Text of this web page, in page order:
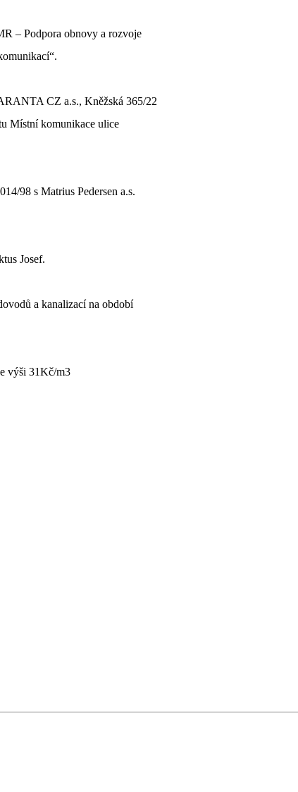
– Podpora obnovy a rozvoje
CZ a.s., Kněžská 365/22
Místní komunikace ulice
98 s Matrius Pedersen a.s.
Josef.
a kanalizací na období
výši 31Kč/m3